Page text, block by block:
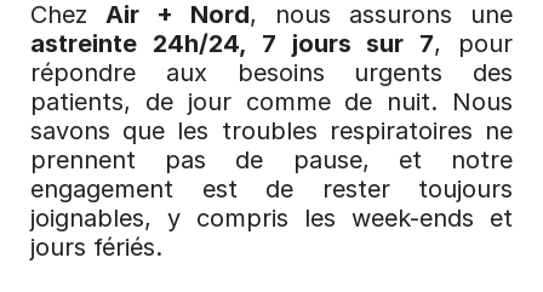
Chez Air + Nord
astreinte 24h/24, 7 jours sur 7, pour
répondre aux besoins urgents des
patients, de jour comme de nuit. Nous
savons que les troubles respiratoires ne
prennent pas de pause, et notre
engagement est de rester toujours
joignables, y compris les week-ends et
jours fériés.